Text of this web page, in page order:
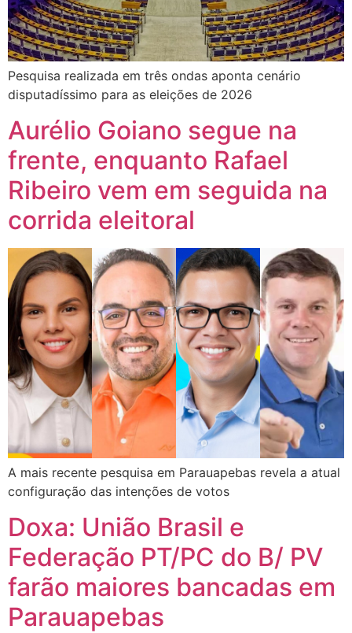
Pesquisa realizada em três ondas aponta cenário
disputadíssimo para as eleições de 2026
Aurélio Goiano segue na
frente, enquanto Rafael
Ribeiro vem em seguida na
corrida eleitoral
A mais recente pesquisa em Parauapebas revela a atual
configuração das intenções de votos
Doxa: União Brasil e
Federação PT/PC do B/ PV
farão maiores bancadas em
Parauapebas